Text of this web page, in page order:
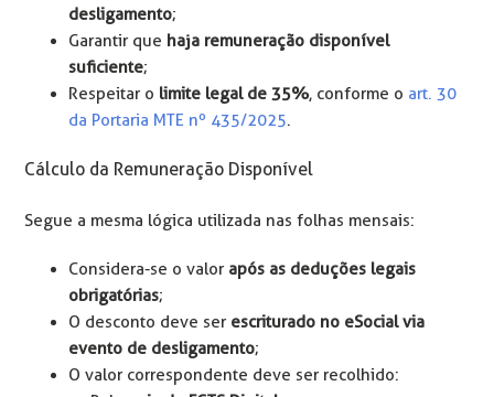
desligamento;
Garantir que haja remuneração disponível
suficiente;
Respeitar o limite legal de 35%, conforme o art. 30
da Portaria MTE nº 435/2025.
Cálculo da Remuneração Disponível
Segue a mesma lógica utilizada nas folhas mensais:
Considera-se o valor após as deduções legais
obrigatórias;
O desconto deve ser escriturado no eSocial via
evento de desligamento;
O valor correspondente deve ser recolhido: